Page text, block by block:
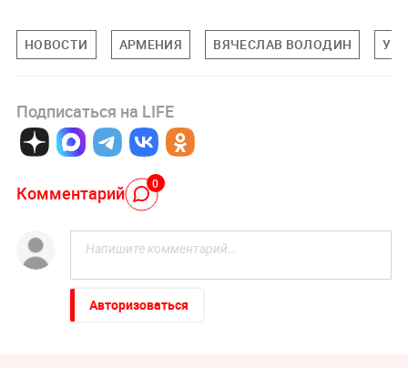
НОВОСТИ АРМЕНИЯ ВЯЧЕСЛАВ ВОЛОДИН
Подписаться на LIFE
Комментарий 0
Авторизоваться